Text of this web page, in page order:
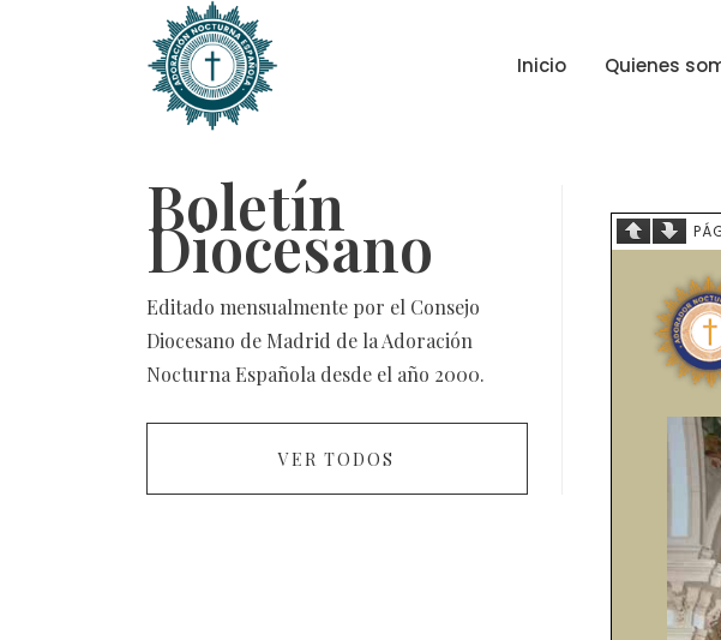
Inicio Quienes
Boletín
Diocesano
Editado mensualmente por el Consejo
Diocesano de Madrid de la Adoración
Nocturna Española desde el año 2000.
VER TODOS